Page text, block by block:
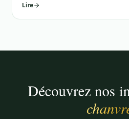
potentiellement bénéfiques pour
ménopause est une étape
Lire
Découvrez nos